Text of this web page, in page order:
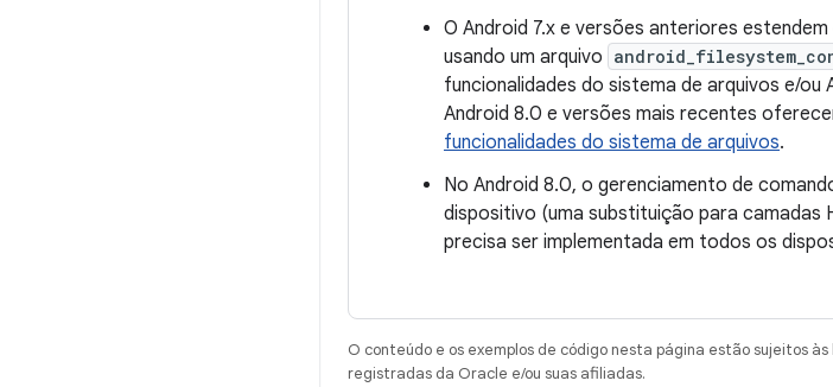
O Android 7.x e versões anteriores
usando um arquivo
funcionalidades do sistema de arquivos e/
Android 8.0 e versões mais recentes
funcionalidades do sistema de arquivos.
No Android 8.0, o gerenciamento de
dispositivo (uma substituição para camadas
precisa ser implementada em todos os
O conteúdo e os exemplos de código nesta página estão sujeitos
registradas da Oracle e/ou suas afiliadas.